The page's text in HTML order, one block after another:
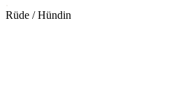
Rüde / Hündin